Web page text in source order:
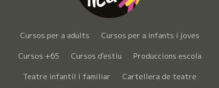
Cursos per a adults
Cursos per a infants i joves
Cursos +65
Cursos d'estiu
Produccions escola
Teatre infantil i familiar
Cartellera de teatre